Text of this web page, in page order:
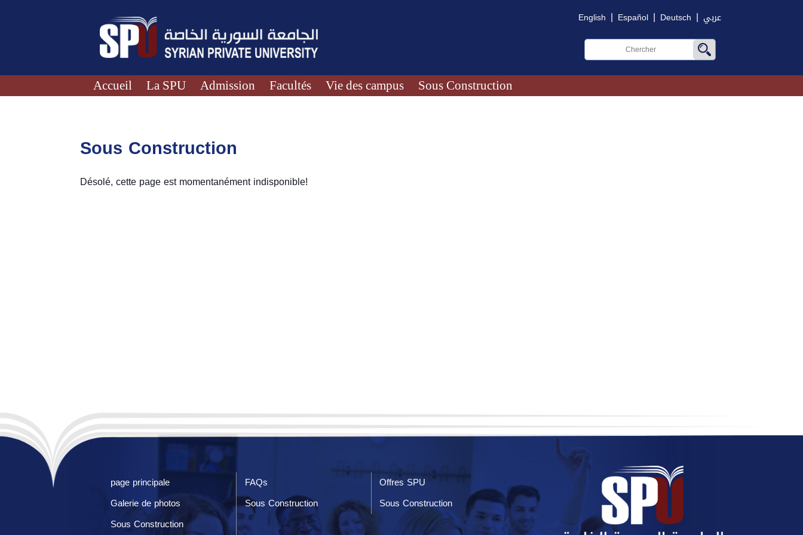
English | Español | Deutsch | عربي
Accueil La SPU Admission Facultés Vie des campus Sous Construction
Sous Construction
Désolé, cette page est momentanément indisponible!
page principale FAQs
Offres SPU
Galerie de photos
Sous Construction
Sous Construction
Sous Construction